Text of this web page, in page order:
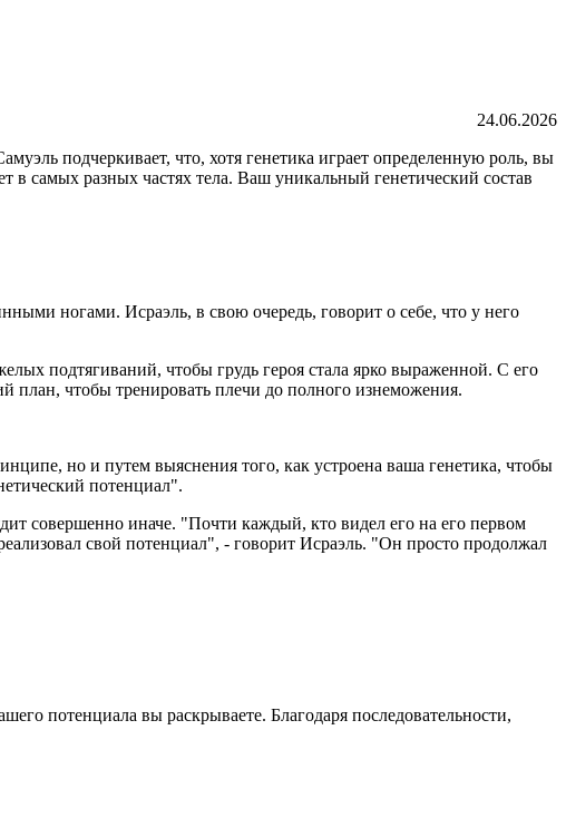
24.06.2026
подчеркивает, что, хотя генетика играет определенную роль, вы
в самых разных частях тела. Ваш уникальный генетический состав
ногами. Исраэль, в свою очередь, говорит о себе, что у него
подтягиваний, чтобы грудь героя стала ярко выраженной. С его
план, чтобы тренировать плечи до полного изнеможения.
но и путем выяснения того, как устроена ваша генетика, чтобы
потенциал".
совершенно иначе. "Почти каждый, кто видел его на его первом
свой потенциал", - говорит Исраэль. "Он просто продолжал
потенциала вы раскрываете. Благодаря последовательности,